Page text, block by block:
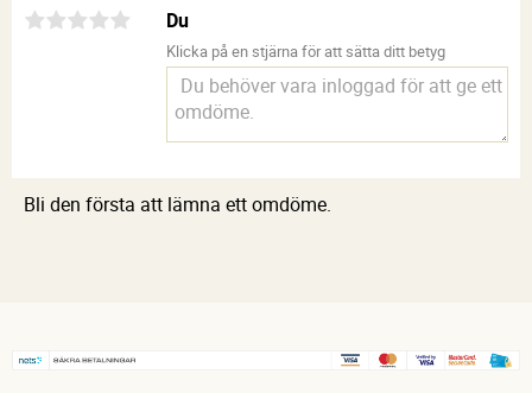
Du
Klicka på en stjärna för att sätta ditt betyg
Bli den första att lämna ett omdöme.